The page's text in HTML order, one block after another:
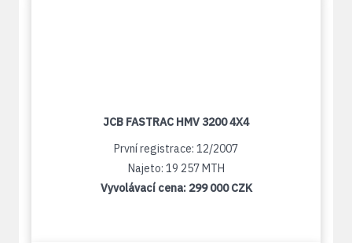
JCB FASTRAC HMV 3200 4X4
První registrace: 12/2007
Najeto: 19 257 MTH
Vyvolávací cena: 299 000 CZK